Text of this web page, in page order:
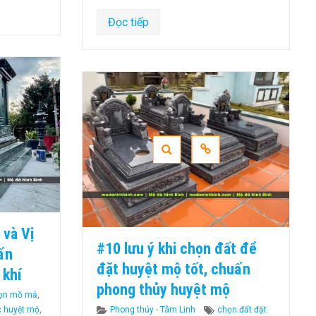
Đọc tiếp
Vị
mồ mả,
huyệt mộ,
#10 lưu ý khi chọn đất để
đặt huyệt mộ tốt, chuẩn
phong thủy huyệt mộ
Categories
Phong thủy - Tâm Linh Tags
chọn đất đặt